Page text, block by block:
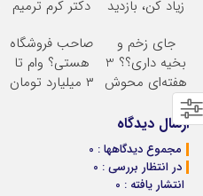
زیاد کن، بازدید
بیشتر
دکتر کرم ترمیم
ساخت!
جای زخم و
بخیه داری؟؟ 3
هفته‌ای محوش
صاحب فروشگاه
هستی؟ وام تا
۳ میلیارد تومان
ارسال دیدگاه
مجموع دیدگاهها : 0
در انتظار بررسی : 0
انتشار یافته : 0